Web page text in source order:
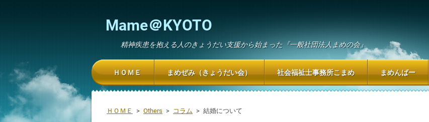
Mame＠KYOTO
精神疾患を抱える人のきょうだい支援から始まった『一般社団法人まめの会』
ＨＯＭＥ > Others > コラム > 結婚について
ＨＯＭＥ まめぜみ（きょうだい会） 社会福祉士事務所こまめ まめんばー